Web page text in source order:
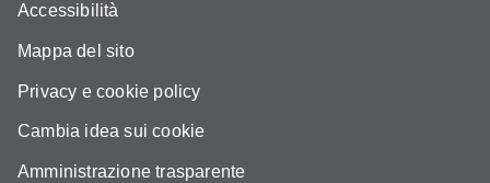
Accessibilità
Mappa del sito
Privacy e cookie policy
Cambia idea sui cookie
Amministrazione trasparente